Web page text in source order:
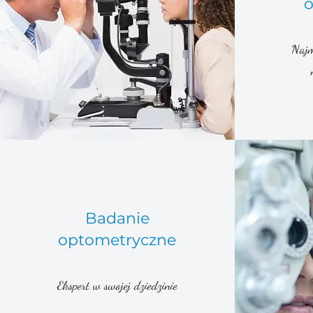
Badanie
optometryczne
Ekspert w swojej dziedzinie